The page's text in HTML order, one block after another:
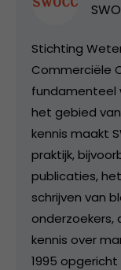
Stichting
Commerciële
fundamenteel
het gebied
kennis maakt
praktijk,
publicaties,
schrijven van
onderzoekers,
kennis over
1995